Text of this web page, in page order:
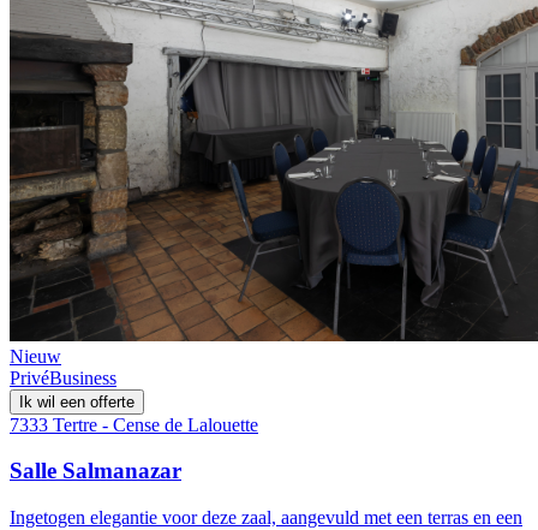
Nieuw
PrivéBusiness
Ik wil een offerte
7333 Tertre - Cense de Lalouette
Salle Salmanazar
Ingetogen elegantie voor deze zaal, aangevuld met een terras en een